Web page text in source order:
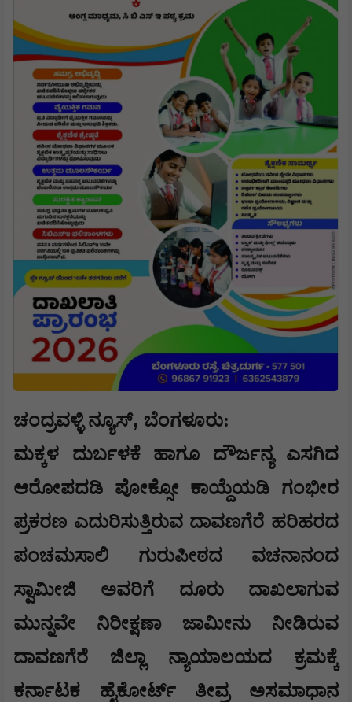
ಚಂದ್ರವಳ್ಳಿ ನ್ಯೂಸ್, ಬೆಂಗಳೂರು:
ಮಕ್ಕಳ ದುರ್ಬಳಕೆ ಹಾಗೂ ದೌರ್ಜನ್ಯ ಎಸಗಿದ
ಆರೋಪದಡಿ ಪೋಕ್ಸೋ ಕಾಯ್ದೆಯಡಿ ಗಂಭೀರ
ಪ್ರಕರಣ ಎದುರಿಸುತ್ತಿರುವ ದಾವಣಗೆರೆ ಹರಿಹರದ
ಪಂಚಮಸಾಲಿ ಗುರುಪೀಠದ ವಚನಾನಂದ
ಸ್ವಾಮೀಜಿ ಅವರಿಗೆ ದೂರು ದಾಖಲಾಗುವ
ಮುನ್ನವೇ ನಿರೀಕ್ಷಣಾ ಜಾಮೀನು ನೀಡಿರುವ
ದಾವಣಗೆರೆ ಜಿಲ್ಲಾ ನ್ಯಾಯಾಲಯದ ಕ್ರಮಕ್ಕೆ
ಕರ್ನಾಟಕ ಹೈಕೋರ್ಟ್ ತೀವ್ರ ಅಸಮಾಧಾನ